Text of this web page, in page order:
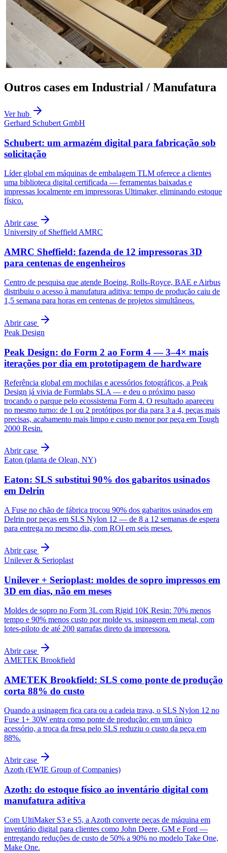
Outros cases em Industrial / Manufatura
Ver hub
Gerhard Schubert GmbH
Schubert: um armazém digital para fabricação sob
solicitação
Líder global em máquinas de embalagem TLM oferece a clientes
uma biblioteca digital certificada — ferramentas baixadas e
impressas localmente em impressoras Ultimaker, eliminando estoque
físico.
Abrir case
University of Sheffield AMRC
AMRC Sheffield: fazenda de 12 impressoras 3D
para centenas de engenheiros
Centro de pesquisa que atende Boeing, Rolls-Royce, BAE e Airbus
distribuiu o acesso à manufatura aditiva: tempo de produção caiu de
1,5 semana para horas em centenas de projetos simultâneos.
Abrir case
Peak Design
Peak Design: do Form 2 ao Form 4 — 3–4× mais
iterações por dia em prototipagem de hardware
Referência global em mochilas e acessórios fotográficos, a Peak
Design já vivia de Formlabs SLA — e deu o próximo passo
trocando o parque pelo ecossistema Form 4. O resultado apareceu
no mesmo turno: de 1 ou 2 protótipos por dia para 3 a 4, peças mais
precisas, acabamento mais limpo e custo menor por peça em Tough
2000 Resin.
Abrir case
Eaton (planta de Olean, NY)
Eaton: SLS substitui 90% dos gabaritos usinados
em Delrin
A Fuse no chão de fábrica trocou 90% dos gabaritos usinados em
Delrin por peças em SLS Nylon 12 — de 8 a 12 semanas de espera
para entrega no mesmo dia, com ROI em seis meses.
Abrir case
Unilever & Serioplast
Unilever + Serioplast: moldes de sopro impressos em
3D em dias, não em meses
Moldes de sopro no Form 3L com Rigid 10K Resin: 70% menos
tempo e 90% menos custo por molde vs. usinagem em metal, com
lotes-piloto de até 200 garrafas direto da impressora.
Abrir case
AMETEK Brookfield
AMETEK Brookfield: SLS como ponte de produção
corta 88% do custo
Quando a usinagem fica cara ou a cadeia trava, o SLS Nylon 12 no
Fuse 1+ 30W entra como ponte de produção: em um único
acessório, a troca da fresa pelo SLS reduziu o custo da peça em
88%.
Abrir case
Azoth (EWIE Group of Companies)
Azoth: do estoque físico ao inventário digital com
manufatura aditiva
Com UltiMaker S3 e S5, a Azoth converte peças de máquina em
inventário digital para clientes como John Deere, GM e Ford —
entregando reduções de custo de 50% a 90% no modelo Take One,
Make One.